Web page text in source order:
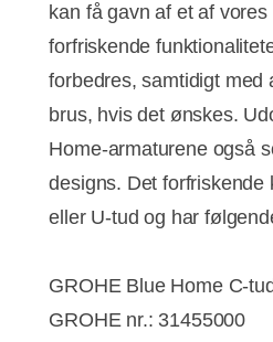
kan få gavn af et af
forfriskende
forbedres, samtidigt med
brus, hvis det ønskes.
Home-armaturene også
designs. Det forfriskende
eller U-tud og har
GROHE Blue Home C-
GROHE nr.: 31455000